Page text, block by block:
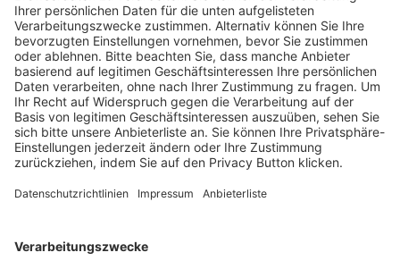
Trainerausbildung
Schulungsangebot Vereinsmitarbeiter
BFV-Geschäftsstellen
Trainerbörse
Login SpielPlus
FOLGE DEM BFV